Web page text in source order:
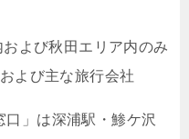
よび秋田エリア内のみ
よび主な旅行会社
口」は深浦駅・鯵ケ沢